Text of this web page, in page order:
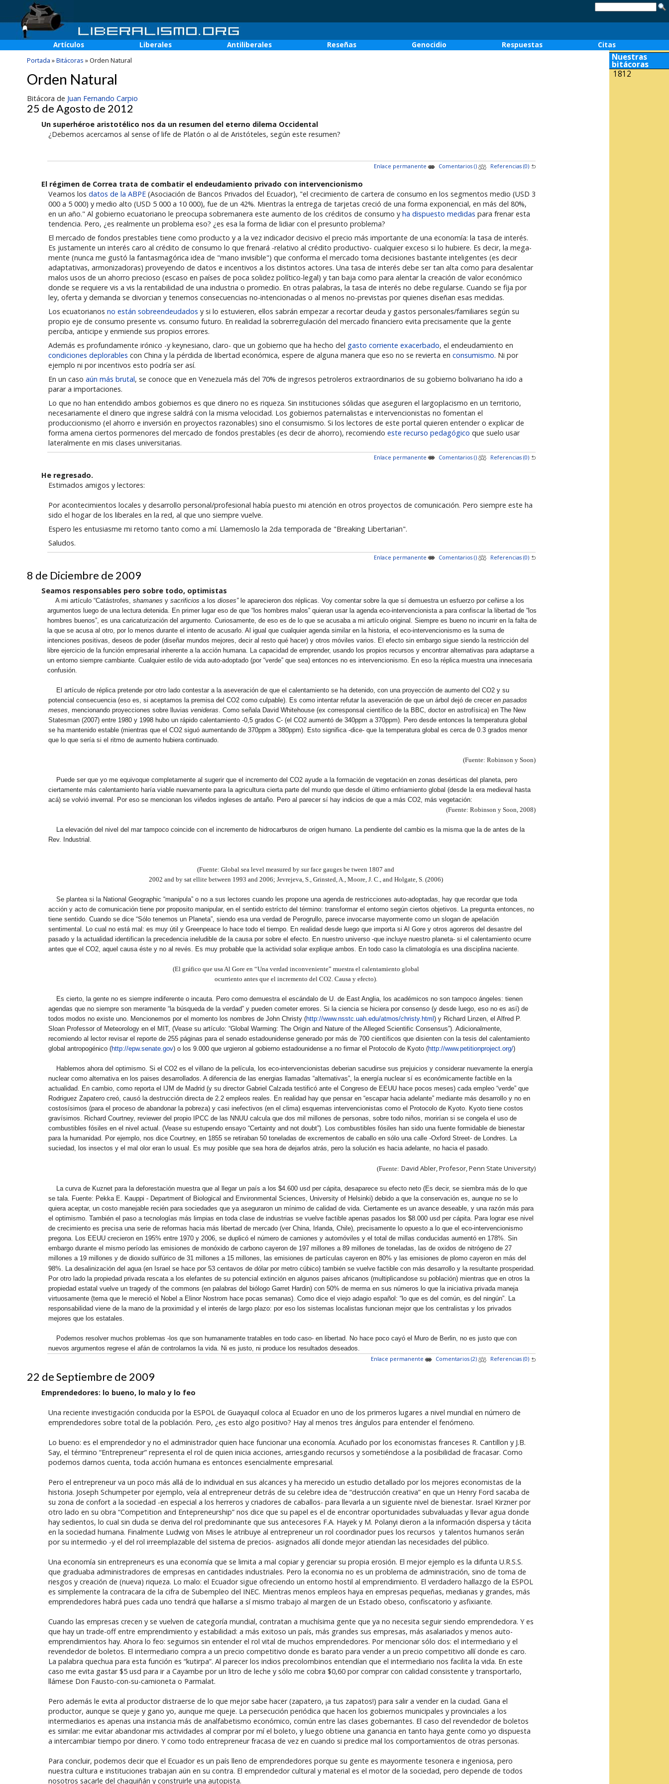
Artículos Liberales Antiliberales Reseñas Genocidio Respuestas
Citas
Portada »Bitácoras »Orden Natural
Orden Natural
Bitácora de Juan Fernando Carpio
25 de Agosto de 2012
Un superhéroe aristotélico nos da un resumen del eterno dilema Occidental
¿Debemos acercarnos al sense of life de Platón o al de Aristóteles, según este resumen?
Enlace permanente Comentarios () Referencias (0)
El régimen de Correa trata de combatir el endeudamiento privado con intervencionismo
Veamos los datos de la ABPE(Asociación de Bancos Privados del Ecuador), "el crecimiento de cartera de consumo en los segmentos medio (USD 3
000 a 5 000) y medio alto (USD 5 000 a 10 000), fue de un 42%. Mientras la entrega de tarjetas creció de una forma exponencial, en más del 80%,
en un año." Al gobierno ecuatoriano le preocupa sobremanera este aumento de los créditos de consumo y ha dispuesto medidas para frenar esta
tendencia. Pero, ¿es realmente un problema eso? ¿es esa la forma de lidiar con el presunto problema?
El mercado de fondos prestables tiene como producto y a la vez indicador decisivo el precio más importante de una economía: la tasa de interés.
Es justamente un interés caro al crédito de consumo lo que frenará -relativo al crédito productivo- cualquier exceso si lo hubiere. Es decir, la mega-
mente (nunca me gustó la fantasmagórica idea de "mano invisible") que conforma el mercado toma decisiones bastante inteligentes (es decir
adaptativas, armonizadoras) proveyendo de datos e incentivos a los distintos actores. Una tasa de interés debe ser tan alta como para desalentar
malos usos de un ahorro precioso (escaso en países de poca solidez político-legal) y tan baja como para alentar la creación de valor económico
donde se requiere vis a vis la rentabilidad de una industria o promedio. En otras palabras, la tasa de interés no debe regularse. Cuando se fija por
ley, oferta y demanda se divorcian y tenemos consecuencias no-intencionadas o al menos no-previstas por quienes diseñan esas medidas.
Los ecuatorianos no están sobreendeudados y si lo estuvieren, ellos sabrán empezar a recortar deuda y gastos personales/familiares según su
propio eje de consumo presente vs. consumo futuro. En realidad la sobrerregulación del mercado financiero evita precisamente que la gente
perciba, anticipe y enmiende sus propios errores.
Además es profundamente irónico -y keynesiano, claro- que un gobierno que ha hecho del gasto corriente exacerbado, el endeudamiento en
condiciones deplorables con China y la pérdida de libertad económica, espere de alguna manera que eso no se revierta en consumismo. Ni por
ejemplo ni por incentivos esto podría ser así.
En un caso aún más brutal, se conoce que en Venezuela más del 70% de ingresos petroleros extraordinarios de su gobierno bolivariano ha ido a
parar a importaciones.
Lo que no han entendido ambos gobiernos es que dinero no es riqueza. Sin instituciones sólidas que aseguren el largoplacismo en un territorio,
necesariamente el dinero que ingrese saldrá con la misma velocidad. Los gobiernos paternalistas e intervencionistas no fomentan el
produccionismo (el ahorro e inversión en proyectos razonables) sino el consumismo. Si los lectores de este portal quieren entender o explicar de
forma amena ciertos pormenores del mercado de fondos prestables (es decir de ahorro), recomiendo este recurso pedagógico que suelo usar
lateralmente en mis clases universitarias.
Enlace permanente Comentarios () Referencias (0)
He regresado.
Estimados amigos y lectores:
Por acontecimientos locales y desarrollo personal/profesional había puesto mi atención en otros proyectos de comunicación. Pero siempre este ha
sido el hogar de los liberales en la red, al que uno siempre vuelve.
Espero les entusiasme mi retorno tanto como a mí. Llamemoslo la 2da temporada de "Breaking Libertarian".
Saludos.
Enlace permanente Comentarios () Referencias (0)
8 de Diciembre de 2009
Seamos responsables pero sobre todo, optimistas
A mi artículo “Catástrofes, shamanes y sacrificios a los dioses” le aparecieron dos réplicas. Voy comentar sobre la que sí demuestra un esfuerzo por ceñirse a los
argumentos luego de una lectura detenida. En primer lugar eso de que “los hombres malos” quieran usar la agenda eco-intervencionista a para confiscar la libertad de “los
hombres buenos”, es una caricaturización del argumento. Curiosamente, de eso es de lo que se acusaba a mi artículo original. Siempre es bueno no incurrir en la falta de
la que se acusa al otro, por lo menos durante el intento de acusarlo. Al igual que cualquier agenda similar en la historia, el eco-intervencionismo es la suma de
intenciones positivas, deseos de poder (diseñar mundos mejores, decir al resto qué hacer) y otros móviles varios. El efecto sin embargo sigue siendo la restricción del
libre ejercicio de la función empresarial inherente a la acción humana. La capacidad de emprender, usando los propios recursos y encontrar alternativas para adaptarse a
un entorno siempre cambiante. Cualquier estilo de vida auto-adoptado (por “verde” que sea) entonces no es intervencionismo. En eso la réplica muestra una innecesaria
confusión.
El artículo de réplica pretende por otro lado contestar a la aseveración de que el calentamiento se ha detenido, con una proyección de aumento del CO2 y su
potencial consecuencia (eso es, si aceptamos la premisa del CO2 como culpable). Es como intentar refutar la aseveración de que un árbol dejó de crecer en pasados
meses, mencionando proyecciones sobre lluvias venideras. Como señala David Whitehouse (ex corresponsal científico de la BBC, doctor en astrofísica) en The New
Statesman (2007) entre 1980 y 1998 hubo un rápido calentamiento -0,5 grados C- (el CO2 aumentó de 340ppm a 370ppm). Pero desde entonces la temperatura global
se ha mantenido estable (mientras que el CO2 siguó aumentando de 370ppm a 380ppm). Esto significa -dice- que la temperatura global es cerca de 0.3 grados menor
que lo que sería si el ritmo de aumento hubiera continuado.
(Fuente: Robinson y Soon)
Puede ser que yo me equivoque completamente al sugerir que el incremento del CO2 ayude a la formación de vegetación en zonas desérticas del planeta, pero
ciertamente más calentamiento haría viable nuevamente para la agricultura cierta parte del mundo que desde el último enfriamiento global (desde la era medieval hasta
acá) se volvió invernal. Por eso se mencionan los viñedos ingleses de antaño. Pero al parecer sí hay indicios de que a más CO2, más vegetación:
(Fuente: Robinson y Soon, 2008)
La elevación del nivel del mar tampoco coincide con el incremento de hidrocarburos de origen humano. La pendiente del cambio es la misma que la de antes de la
Rev. Industrial.
(Fuente: Global sea level measured by sur face gauges be tween 1807 and
2002 and by sat ellite between 1993 and 2006; Jevrejeva, S., Grinsted, A., Moore, J. C., and Holgate, S. (2006)
Se plantea si la National Geographic “manipula” o no a sus lectores cuando les propone una agenda de restricciones auto-adoptadas, hay que recordar que toda
acción y acto de comunicación tiene por proposito manipular, en el sentido estrícto del término: transformar el entorno según ciertos objetivos. La pregunta entonces, no
tiene sentido. Cuando se dice “Sólo tenemos un Planeta”, siendo esa una verdad de Perogrullo, parece invocarse mayormente como un slogan de apelación
sentimental. Lo cual no está mal: es muy útil y Greenpeace lo hace todo el tiempo. En realidad desde luego que importa si Al Gore y otros agoreros del desastre del
pasado y la actualidad identifican la precedencia ineludible de la causa por sobre el efecto. En nuestro universo -que incluye nuestro planeta- si el calentamiento ocurre
antes que el CO2, aquel causa éste y no al revés. Es muy probable que la actividad solar explique ambos. En todo caso la climatología es una disciplina naciente.
(El gráfico que usa Al Gore en “Una verdad inconveniente” muestra el calentamiento global
ocurriento antes que el incremento del CO2. Causa y efecto).
Es cierto, la gente no es siempre indiferente o incauta. Pero como demuestra el escándalo de U. de East Anglia, los académicos no son tampoco ángeles: tienen
agendas que no siempre son meramente “la búsqueda de la verdad” y pueden cometer errores. Si la ciencia se hiciera por consenso (y desde luego, eso no es así) de
todos modos no existe uno. Mencionemos por el momento los nombres de John Christy (http://www.nsstc.uah.edu/atmos/christy.html ) y Richard Linzen, el Alfred P.
Sloan Professor of Meteorology en el MIT, (Vease su artículo: “Global Warming: The Origin and Nature of the Alleged Scientific Consensus”). Adicionalmente,
recomiendo al lector revisar el reporte de 255 páginas para el senado estadounidense generado por más de 700 científicos que disienten con la tesis del calentamiento
global antropogénico (http://epw.senate.gov) o los 9.000 que urgieron al gobierno estadounidense a no firmar el Protocolo de Kyoto (http://www.petitionproject.org/)
Hablemos ahora del optimismo. Si el CO2 es el villano de la película, los eco-intervencionistas deberian sacudirse sus prejuicios y considerar nuevamente la energía
nuclear como alternativa en los paises desarrollados. A diferencia de las energias llamadas “alternativas”, la energía nuclear sí es económicamente factible en la
actualidad. En cambio, como reporta el IJM de Madrid (y su director Gabriel Calzada testificó ante el Congreso de EEUU hace pocos meses) cada empleo “verde” que
Rodriguez Zapatero creó, causó la destrucción directa de 2.2 empleos reales. En realidad hay que pensar en “escapar hacia adelante” mediante más desarrollo y no en
costosísimos (para el proceso de abandonar la pobreza) y casi inefectivos (en el clima) esquemas intervencionistas como el Protocolo de Kyoto. Kyoto tiene costos
gravísimos. Richard Courtney, reviewer del propio IPCC de las NNUU calcula que dos mil millones de personas, sobre todo niños, morirían si se congela el uso de
combustibles fósiles en el nivel actual. (Vease su estupendo ensayo “Certainty and not doubt”). Los combustibles fósiles han sido una fuente formidable de bienestar
para la humanidad. Por ejemplo, nos dice Courtney, en 1855 se retiraban 50 toneladas de excrementos de caballo en sólo una calle -Oxford Street- de Londres. La
suciedad, los insectos y el mal olor eran lo usual. Es muy posible que sea hora de dejarlos atrás, pero la solución es hacia adelante, no hacia el pasado.
(Fuente: David Abler, Profesor, Penn State University)
La curva de Kuznet para la deforestación muestra que al llegar un país a los $4.600 usd per cápita, desaparece su efecto neto (Es decir, se siembra más de lo que
se tala. Fuente: Pekka E. Kauppi - Department of Biological and Environmental Sciences, University of Helsinki) debido a que la conservación es, aunque no se lo
quiera aceptar, un costo manejable recién para sociedades que ya aseguraron un mínimo de calidad de vida. Ciertamente es un avance deseable, y una razón más para
el optimismo. También el paso a tecnologías más limpias en toda clase de industrias se vuelve factible apenas pasados los $8.000 usd per cápita. Para lograr ese nivel
de crecimiento es precisa una serie de reformas hacia más libertad de mercado (ver China, Irlanda, Chile), precisamente lo opuesto a lo que el eco-intervencionismo
pregona. Los EEUU crecieron en 195% entre 1970 y 2006, se duplicó el número de camiones y automóviles y el total de millas conducidas aumentó en 178%. Sin
embargo durante el mismo período las emisiones de monóxido de carbono cayeron de 197 millones a 89 millones de toneladas, las de oxidos de nitrógeno de 27
millones a 19 millones y de dioxido sulfúrico de 31 millones a 15 millones, las emisiones de partículas cayeron en 80% y las emisiones de plomo cayeron en más del
98%. La desalinización del agua (en Israel se hace por 53 centavos de dólar por metro cúbico) también se vuelve factible con más desarrollo y la resultante prosperidad.
Por otro lado la propiedad privada rescata a los elefantes de su potencial extinción en algunos paises africanos (multiplicandose su población) mientras que en otros la
propiedad estatal vuelve un tragedy of the commons (en palabras del biólogo Garret Hardin) con 50% de merma en sus números lo que la iniciativa privada maneja
virtuosamente (tema que le mereció el Nobel a Elinor Nostrom hace pocas semanas). Como dice el viejo adagio español: “lo que es del común, es del ningún”. La
responsabilidad viene de la mano de la proximidad y el interés de largo plazo: por eso los sistemas localistas funcionan mejor que los centralistas y los privados
mejores que los estatales.
Podemos resolver muchos problemas -los que son humanamente tratables en todo caso- en libertad. No hace poco cayó el Muro de Berlin, no es justo que con
nuevos argumentos regrese el afán de controlarnos la vida. Ni es justo, ni produce los resultados deseados.
Enlace permanente
Comentarios (2) Referencias (0)
22 de Septiembre de 2009
Emprendedores: lo bueno, lo malo y lo feo
Una reciente investigación conducida por la ESPOL de Guayaquil coloca al Ecuador en uno de los primeros lugares a nivel mundial en número de
emprendedores sobre total de la población. Pero, ¿es esto algo positivo? Hay al menos tres ángulos para entender el fenómeno.
Lo bueno: es el emprendedor y no el administrador quien hace funcionar una economía. Acuñado por los economistas franceses R. Cantillon y J.B.
Say, el término “Entrepreneur” representa el rol de quien inicia acciones, arriesgando recursos y sometiéndose a la posibilidad de fracasar. Como
podemos darnos cuenta, toda acción humana es entonces esencialmente empresarial.
Pero el entrepreneur va un poco más allá de lo individual en sus alcances y ha merecido un estudio detallado por los mejores economistas de la
historia. Joseph Schumpeter por ejemplo, veía al entrepreneur detrás de su celebre idea de “destrucción creativa” en que un Henry Ford sacaba de
su zona de confort a la sociedad -en especial a los herreros y criadores de caballos- para llevarla a un siguiente nivel de bienestar. Israel Kirzner por
otro lado en su obra “Competition and Entepreneurship” nos dice que su papel es el de encontrar oportunidades subvaluadas y llevar agua donde
hay sedientos, lo cual sin duda se deriva del rol predominante que sus antecesores F.A. Hayek y M. Polanyi dieron a la información dispersa y tácita
en la sociedad humana. Finalmente Ludwig von Mises le atribuye al entrepreneur un rol coordinador pues los recursos y talentos humanos serán
por su intermedio -y el del rol irreemplazable del sistema de precios- asignados allí donde mejor atiendan las necesidades del público.
Una economía sin entrepreneurs es una economía que se limita a mal copiar y gerenciar su propia erosión. El mejor ejemplo es la difunta U.R.S.S.
que graduaba administradores de empresas en cantidades industriales. Pero la economia no es un problema de administración, sino de toma de
riesgos y creación de (nueva) riqueza. Lo malo: el Ecuador sigue ofreciendo un entorno hostil al emprendimiento. El verdadero hallazgo de la ESPOL
es simplemente la contracara de la cifra de Subempleo del INEC. Mientras menos empleos haya en empresas pequeñas, medianas y grandes, más
emprendedores habrá pues cada uno tendrá que hallarse a sí mismo trabajo al margen de un Estado obeso, confiscatorio y asfixiante.
Cuando las empresas crecen y se vuelven de categoría mundial, contratan a muchísima gente que ya no necesita seguir siendo emprendedora. Y es
que hay un trade-off entre emprendimiento y estabilidad: a más exitoso un país, más grandes sus empresas, más asalariados y menos auto-
emprendimientos hay. Ahora lo feo: seguimos sin entender el rol vital de muchos emprendedores. Por mencionar sólo dos: el intermediario y el
revendedor de boletos. El intermediario compra a un precio competitivo donde es barato para vender a un precio competitivo allí donde es caro.
La palabra quechua para esta función es “kutirpa”. Al parecer los indios precolombinos entendían que el intermediario nos facilita la vida. En este
caso me evita gastar $5 usd para ir a Cayambe por un litro de leche y sólo me cobra $0,60 por comprar con calidad consistente y transportarlo,
llámese Don Fausto-con-su-camioneta o Parmalat.
Pero además le evita al productor distraerse de lo que mejor sabe hacer (zapatero, ¡a tus zapatos!) para salir a vender en la ciudad. Gana el
productor, aunque se queje y gano yo, aunque me queje. La persecución periódica que hacen los gobiernos municipales y provinciales a los
intermediarios es apenas una instancia más de analfabetismo económico, común entre las clases gobernantes. El caso del revendedor de boletos
es similar: me evitar abandonar mis actividades al comprar por mí el boleto, y luego obtiene una ganancia en tanto haya gente como yo dispuesta
a intercambiar tiempo por dinero. Y como todo entrepreneur fracasa de vez en cuando si predice mal los comportamientos de otras personas.
Para concluir, podemos decir que el Ecuador es un país lleno de emprendedores porque su gente es mayormente tesonera e ingeniosa, pero
nuestra cultura e instituciones trabajan aún en su contra. El emprendedor cultural y material es el motor de la sociedad, pero depende de todos
nosotros sacarle del chaquiñán y construirle una autopista.
Nuestras
bitácoras
1812